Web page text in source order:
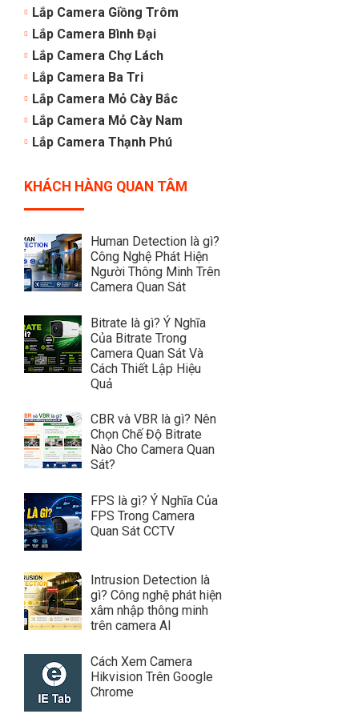
Lắp Camera Giồng Trôm
Lắp Camera Bình Đại
Lắp Camera Chợ Lách
Lắp Camera Ba Tri
Lắp Camera Mỏ Cày Bắc
Lắp Camera Mỏ Cày Nam
Lắp Camera Thạnh Phú
KHÁCH HÀNG QUAN TÂM
Human Detection là gì?
Công Nghệ Phát Hiện
Người Thông Minh Trên
Camera Quan Sát
Bitrate là gì? Ý Nghĩa
Của Bitrate Trong
Camera Quan Sát Và
Cách Thiết Lập Hiệu
Quả
CBR và VBR là gì? Nên
Chọn Chế Độ Bitrate
Nào Cho Camera Quan
Sát?
FPS là gì? Ý Nghĩa Của
FPS Trong Camera
Quan Sát CCTV
Intrusion Detection là
gì? Công nghệ phát hiện
xâm nhập thông minh
trên camera AI
Cách Xem Camera
Hikvision Trên Google
Chrome